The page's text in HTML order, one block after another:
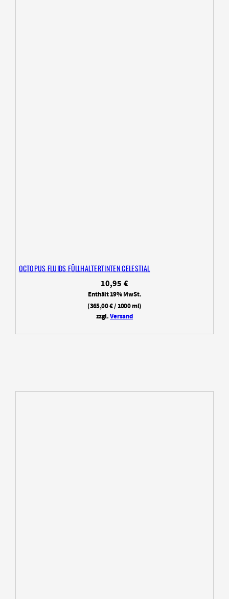
OCTOPUS FLUIDS FÜLLHALTERTINTEN CELESTIAL
10,95 €
Enthält 19% MwSt.
(365,00€/ 1000 ml)
zzgl.Versand